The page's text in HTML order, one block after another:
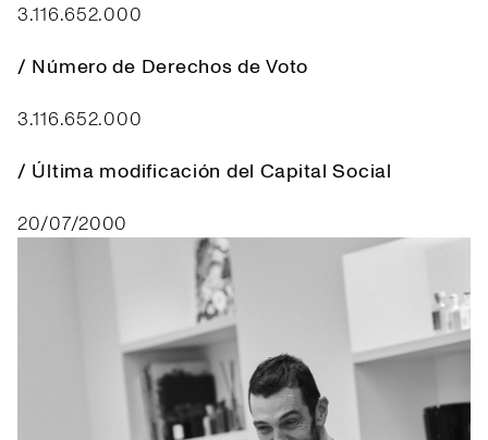
3.116.652.000
/ Número de Derechos de Voto
3.116.652.000
/ Última modificación del Capital Social
20/07/2000